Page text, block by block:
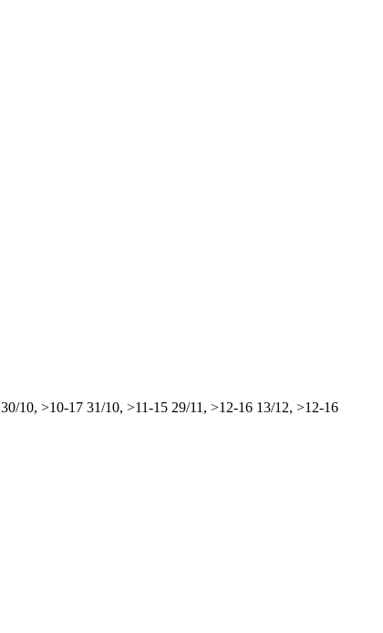
30/10, >10-17 31/10, >11-15 29/11, >12-16 13/12, >12-16